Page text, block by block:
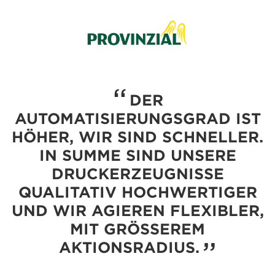
DER
AUTOMATISIERUNGSGRAD IST
HÖHER, WIR SIND SCHNELLER.
IN SUMME SIND UNSERE
DRUCKERZEUGNISSE
QUALITATIV HOCHWERTIGER
UND WIR AGIEREN FLEXIBLER,
MIT GRÖSSEREM A
KTIONSRADIUS.